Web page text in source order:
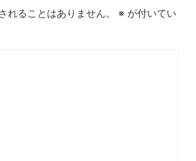
れることはありません。 ※ が付いてい